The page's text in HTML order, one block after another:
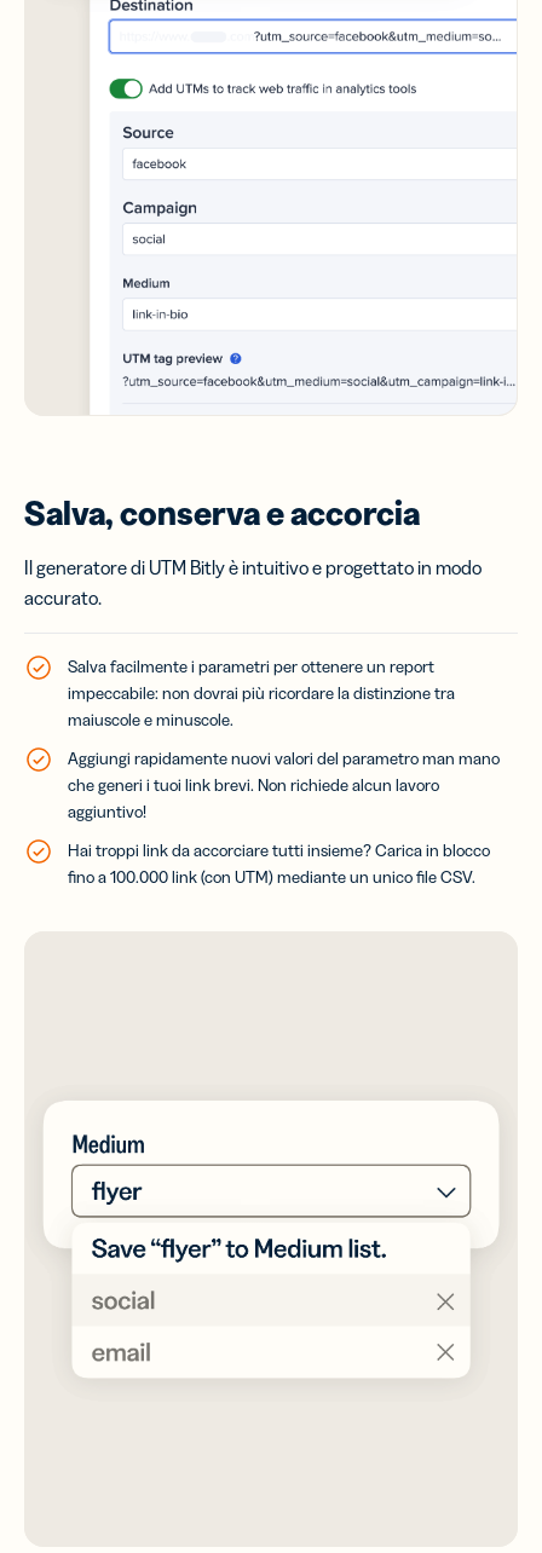
Salva, conserva e accorcia
Il generatore di UTM Bitly è intuitivo e progettato in modo
accurato.
Salva facilmente i parametri per ottenere un report
impeccabile: non dovrai più ricordare la distinzione tra
maiuscole e minuscole.
Aggiungi rapidamente nuovi valori del parametro man mano
che generi i tuoi link brevi. Non richiede alcun lavoro
aggiuntivo!
Hai troppi link da accorciare tutti insieme? Carica in blocco
fino a 100.000 link (con UTM) mediante un unico file CSV.